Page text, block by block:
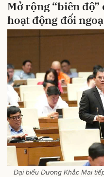
Mở rộng “biên
hoạt động đối
Đại biểu Dương Khắc Mai